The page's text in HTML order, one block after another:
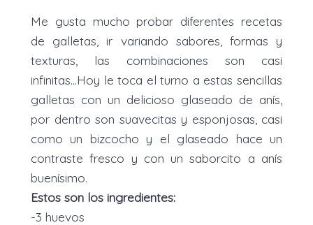
Me gusta mucho probar diferentes recetas
de galletas, ir variando sabores, formas y
texturas, las combinaciones son casi
infinitas...Hoy le toca el turno a estas sencillas
galletas con un delicioso glaseado de anís,
por dentro son suavecitas y esponjosas, casi
como un bizcocho y el glaseado hace un
contraste fresco y con un saborcito a anís
buenísimo.
Estos son los ingredientes:
-3 huevos